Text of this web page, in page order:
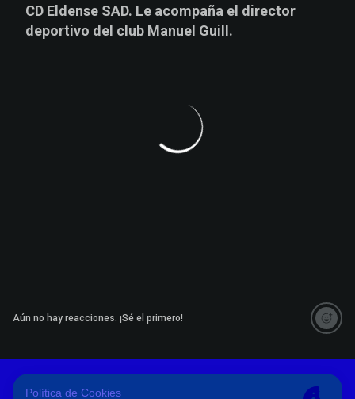
CD Eldense SAD. Le acompaña el director
deportivo del club Manuel Guill.
Aún no hay reacciones. ¡Sé el primero!